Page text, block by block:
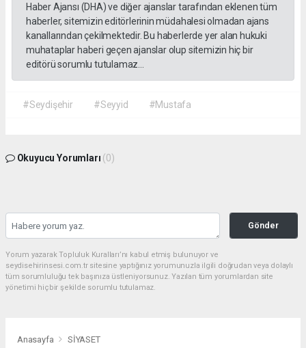
Haber Ajansı (DHA) ve diğer ajanslar tarafından eklenen tüm
haberler, sitemizin editörlerinin müdahalesi olmadan ajans
kanallarından çekilmektedir. Bu haberlerde yer alan hukuki
muhataplar haberi geçen ajanslar olup sitemizin hiç bir
editörü sorumlu tutulamaz...
#Seydişehir #Seyyid #Mustafa
Okuyucu Yorumları (0)
Gönder
Yorum yazarak Topluluk Kuralları’nı kabul etmiş bulunuyor ve
seydisehirinsesi.com.tr sitesine yaptığınız yorumunuzla ilgili doğrudan veya dolaylı
tüm sorumluluğu tek başınıza üstleniyorsunuz. Yazılan tüm yorumlardan site
yönetimi hiçbir şekilde sorumlu tutulamaz.
Anasayfa SİYASET